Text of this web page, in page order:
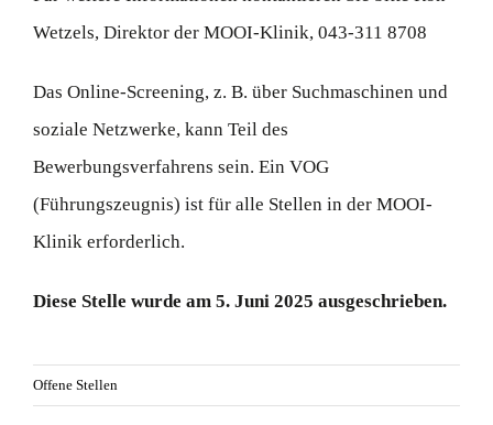
Wetzels, Direktor der MOOI-Klinik, 043-311 8708
Das Online-Screening, z. B. über Suchmaschinen und
soziale Netzwerke, kann Teil des
Bewerbungsverfahrens sein. Ein VOG
(Führungszeugnis) ist für alle Stellen in der MOOI-
Klinik erforderlich.
Diese Stelle wurde am 5. Juni 2025 ausgeschrieben.
Offene Stellen